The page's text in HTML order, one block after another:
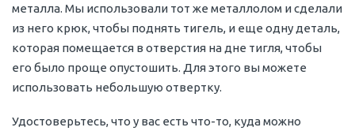
металла. Мы использовали тот же металлолом и сделали
из него крюк, чтобы поднять тигель, и еще одну деталь,
которая помещается в отверстия на дне тигля, чтобы
его было проще опустошить. Для этого вы можете
использовать небольшую отвертку.
Удостоверьтесь, что у вас есть что-то, куда можно